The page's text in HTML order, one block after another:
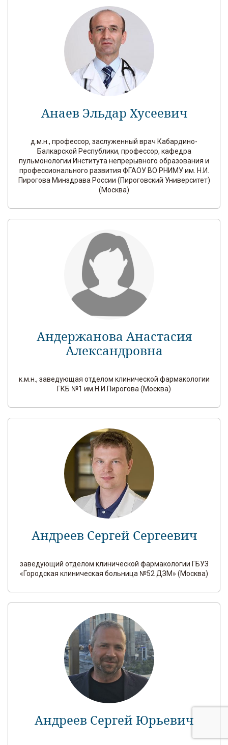
Анаев Эльдар Хусеевич
д.м.н., профессор, заслуженный врач Кабардино-
Балкарской Республики, профессор, кафедра
пульмонологии Института непрерывного образования и
профессионального развития ФГАОУ ВО РНИМУ им. Н.И.
Пирогова Минздрава России (Пироговский Университет)
(Москва)
Андержанова Анастасия
Александровна
к.м.н., заведующая отделом клинической фармакологии
ГКБ №1 им.Н.И.Пирогова (Москва)
Андреев Сергей Сергеевич
заведующий отделом клинической фармакологии ГБУЗ
«Городская клиническая больница №52 ДЗМ» (Москва)
Андреев Сергей Юрьевич